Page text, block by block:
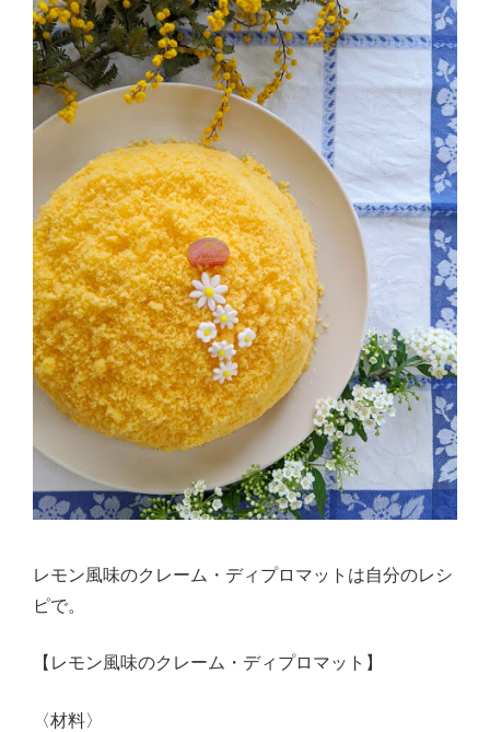
レモン風味のクレーム・ディプロマットは自分のレシ
ピで。
【レモン風味のクレーム・ディプロマット】
〈材料〉